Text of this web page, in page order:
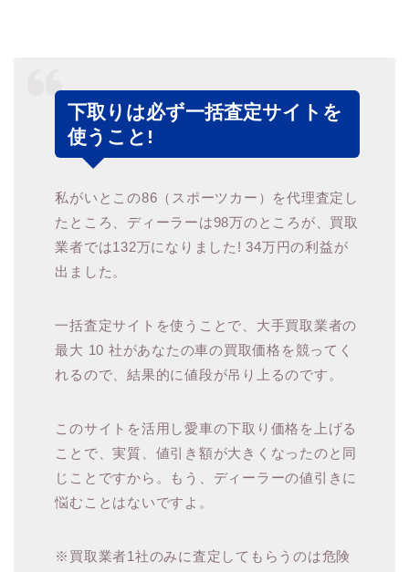
下取りは必ず一括査定サイトを
使うこと!
私がいとこの86（スポーツカー）を代理査定し
たところ、ディーラーは98万のところが、買取
業者では132万になりました! 34万円の利益が
出ました。
一括査定サイトを使うことで、大手買取業者の
最大 10 社があなたの車の買取価格を競ってく
れるので、結果的に値段が吊り上るのです。
このサイトを活用し愛車の下取り価格を上げる
ことで、実質、値引き額が大きくなったのと同
じことですから。もう、ディーラーの値引きに
悩むことはないですよ。
※買取業者1社のみに査定してもらうのは危険